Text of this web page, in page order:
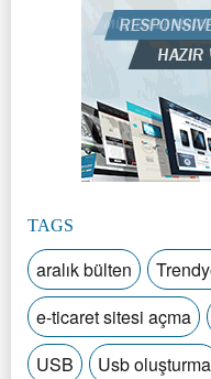
TAGS
aralık bülten
e-ticaret sitesi açma
USB
Usb oluşturma